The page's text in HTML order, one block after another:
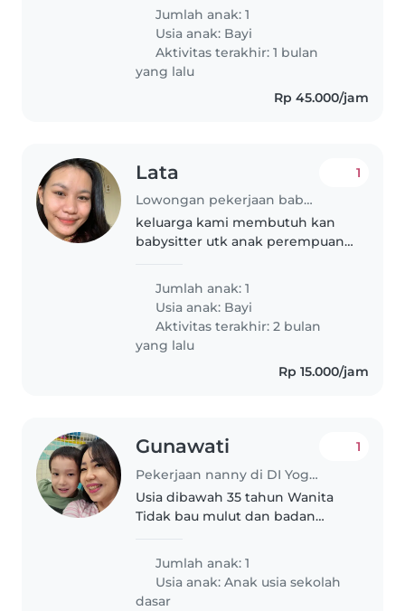
babysitter who is comfortable
with pets and doing some..
Jumlah anak: 1
Usia anak: Bayi
Aktivitas terakhir: 1 bulan
yang lalu
Rp 45.000/jam
Lata
Lowongan pekerjaan babysitting di DI Yogyakarta
1
keluarga kami membutuh kan
babysitter utk anak perempuan
suami masi menempuh
pendidikan, babysitter yg dicari
dpt membantu memasak dan
pekerjaan rumah..
Jumlah anak: 1
Usia anak: Bayi
Aktivitas terakhir: 2 bulan
yang lalu
Rp 15.000/jam
Gunawati
Pekerjaan nanny di DI Yogyakarta
1
Usia dibawah 35 tahun Wanita
Tidak bau mulut dan badan
beribadah Ceria Tidak pendiam
Jumlah anak: 1
Usia anak:Anak usia sekolah
dasar